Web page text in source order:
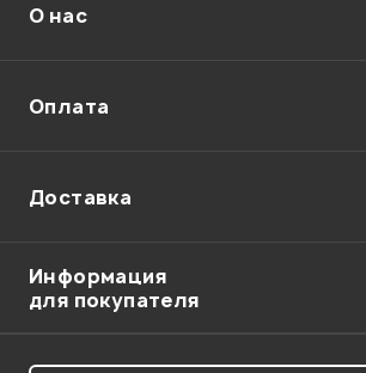
Отправить
О нас
Оплата
Доставка
Информация
для покупателя